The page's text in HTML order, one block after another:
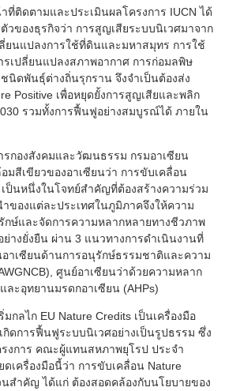
าที่ติดตามและประเมินผลโครงการ IUCN ได้
วของธุรกิจว่า การสูญเสียระบบนิเวศมาจาก
ยนแปลงการใช้ที่ดินและมหาสมุทร การใช้
รเปลี่ยนแปลงสภาพอากาศ การก่อมลพิษ
นิดพันธุ์ต่างถิ่นรุกราน จึงจำเป็นต้องส่ง
Positive เพื่อหยุดยั้งการสูญเสียและพลิก
รวมทั้งการฟื้นฟูอย่างสมบูรณ์ได้ ภายใน
รกองสังคมและวัฒนธรรม กรมอาเซียน
มสีเขียวของอาเซียนว่า การขับเคลื่อน
ป็นหนึ่งในโจทย์สำคัญที่ต้องสร้างความร่วม
ของแต่ละประเทศในภูมิภาคจึงให้ความ
ษ์และจัดการความหลากหลายทางชีวภาพ
างยั่งยืน ผ่าน 3 แนวทางการดำเนินงานที่
าเซียนด้านการอนุรักษ์ธรรมชาติและความ
ศูนย์อาเซียนว่าด้วยความหลาก
ละอุทยานมรดกอาเซียน (AHPs)
กลไก EU Nature Credits เป็นเครื่องมือ
กิดการฟื้นฟูระบบนิเวศอย่างเป็นรูปธรรม ซึ่ง
รงการ คณะผู้แทนสหภาพยุโรป ประจำ
ดเครื่องมือนี้ว่า การขับเคลื่อน Nature
สำคัญ ได้แก่ ต้องสอดคล้องกับนโยบายของ